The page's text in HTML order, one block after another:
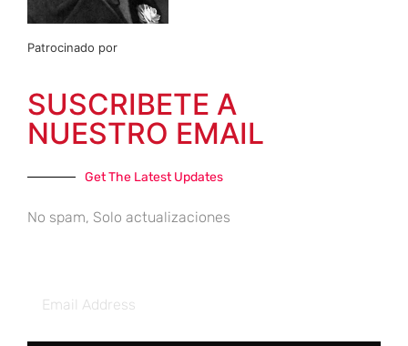
Patrocinado por
SUSCRIBETE A
NUESTRO EMAIL
Get The Latest Updates
No spam, Solo actualizaciones